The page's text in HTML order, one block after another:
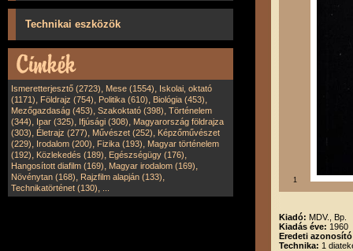
Technikai eszközök
Ismeretterjesztő (2723), Mese (1554), Iskolai, oktató
(1171), Földrajz (754), Politika (610), Biológia (453),
Mezőgazdaság (453), Szakoktató (398), Történelem
(344), Ipar (325), Ifjúsági (308), Magyarország földrajza
(303), Életrajz (277), Művészet (252), Képzőművészet
(229), Irodalom (200), Fizika (193), Magyar történelem
(192), Közlekedés (189), Egészségügy (176),
Hangosított diafilm (169), Magyar irodalom (169),
Növénytan (168), Rajzfilm alapján (133),
Technikatörténet (130),
1
Kiadó: MDV., Bp.
Kiadás éve: 1960
Eredeti
Technika: 1